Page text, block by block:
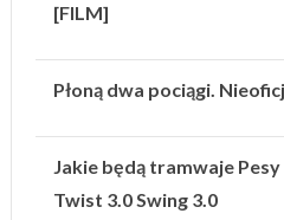
[FILM]
Płoną dwa pociągi.
Jakie będą tramwaje
Twist 3.0 Swing 3.0